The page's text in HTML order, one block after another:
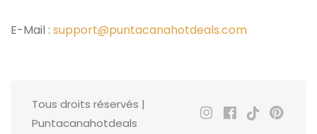
E-Mail : support@puntacanahotdeals.com
Tous droits réservés |
Puntacanahotdeals